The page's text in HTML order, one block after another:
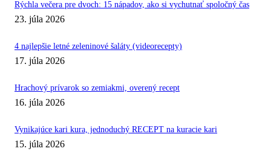
Rýchla večera pre dvoch: 15 nápadov, ako si vychutnať spoločný čas
23. júla 2026
4 najlepšie letné zeleninové šaláty (videorecepty)
17. júla 2026
Hrachový prívarok so zemiakmi, overený recept
16. júla 2026
Vynikajúce kari kura, jednoduchý RECEPT na kuracie kari
15. júla 2026